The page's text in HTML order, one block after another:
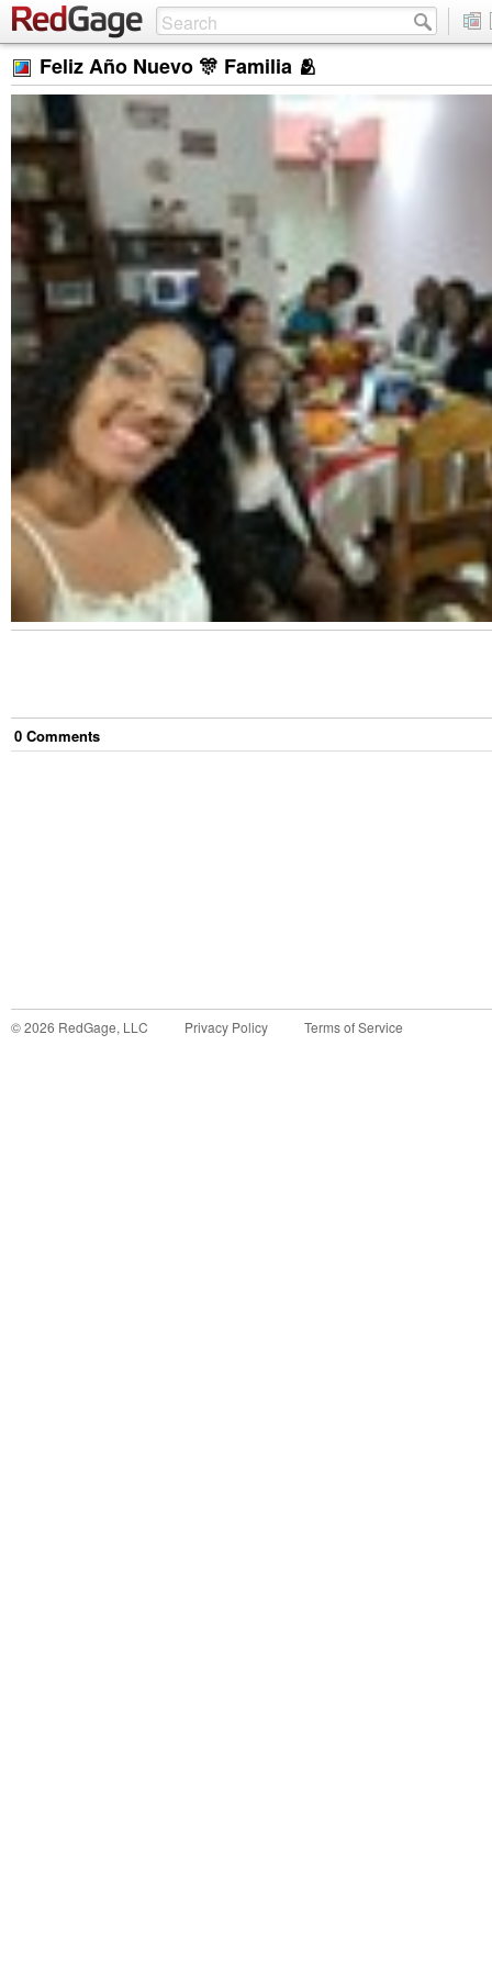
Feliz Año Nuevo 🎊 Familia 🫂
0 Comments
©2026 RedGage, LLC Privacy Policy Terms of Service